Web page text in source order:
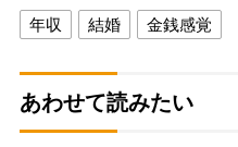
年収 結婚 金銭感覚
あわせて読みたい